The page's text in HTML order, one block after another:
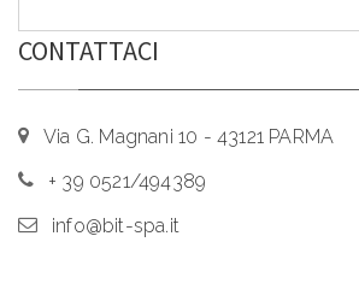
CONTATTACI
Via G. Magnani 10 - 43121 PARMA
+ 39 0521/494389
info@bit-spa.it